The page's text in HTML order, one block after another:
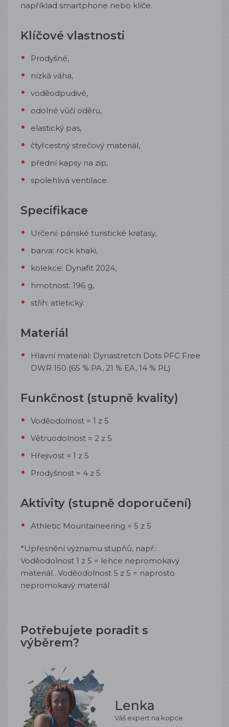
například smartphone nebo klíče.
Klíčové vlastnosti
Prodyšné,
nízká váha,
voděodpudivé,
odolné vůči oděru,
elastický pas,
čtyřcestný strečový materiál,
přední kapsy na zip,
spolehlivá ventilace.
Specifikace
Určení: pánské turistické kraťasy,
barva: rock khaki,
kolekce: Dynafit 2024,
hmotnost: 196 g,
střih: atletický.
Materiál
Hlavní materiál: Dynastretch Dots PFC Free
DWR 150 (65 % PA, 21 % EA, 14 % PL)
Funkčnost (stupně kvality)
Voděodolnost = 1 z 5
Větruodolnost = 2 z 5
Hřejivost = 1 z 5
Prodyšnost = 4 z 5
Aktivity (stupně doporučení)
Athletic Mountaineering = 5 z 5
*Upřesnění významu stupňů, např.:
Voděodolnost 1 z 5 = lehce nepromokavý
materiál…Voděodolnost 5 z 5 = naprosto
nepromokavý materiál
Potřebujete poradit s
výběrem?
Lenka
Váš expert na kopce